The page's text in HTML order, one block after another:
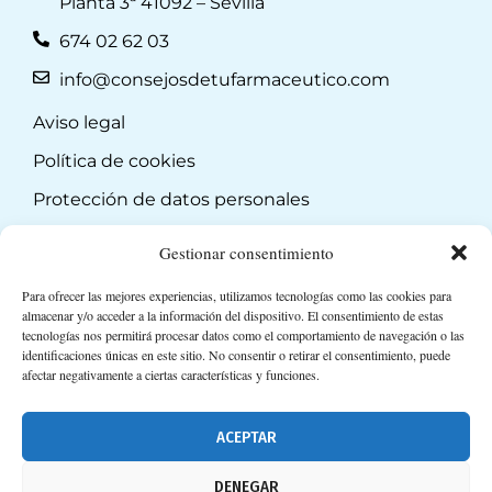
Gestionar consentimiento
Para ofrecer las mejores experiencias, utilizamos tecnologías como las cookies para
almacenar y/o acceder a la información del dispositivo. El consentimiento de estas
tecnologías nos permitirá procesar datos como el comportamiento de navegación o las
identificaciones únicas en este sitio. No consentir o retirar el consentimiento, puede
afectar negativamente a ciertas características y funciones.
ACEPTAR
DENEGAR
674 02 62 03
info@consejosdetufarmaceutico.com
Aviso legal
Política de cookies
Protección de datos personales